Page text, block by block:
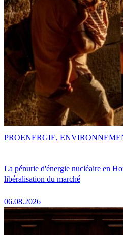
La pénurie d'énergie nucléaire en
libéralisation du marché
06.08.2026
PROENERGIE,